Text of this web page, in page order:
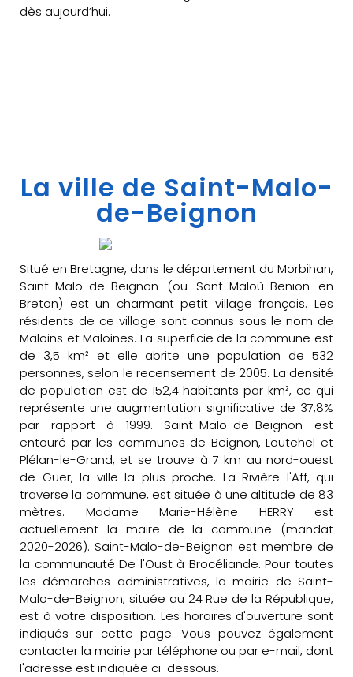
dès aujourd’hui.
La ville de Saint-Malo-
de-Beignon
Situé en Bretagne, dans le département du Morbihan,
Saint-Malo-de-Beignon (ou Sant-Maloù-Benion en
Breton) est un charmant petit village français. Les
résidents de ce village sont connus sous le nom de
Maloins et Maloines. La superficie de la commune est
de 3,5 km² et elle abrite une population de 532
personnes, selon le recensement de 2005. La densité
de population est de 152,4 habitants par km², ce qui
représente une augmentation significative de 37,8%
par rapport à 1999. Saint-Malo-de-Beignon est
entouré par les communes de Beignon, Loutehel et
Plélan-le-Grand, et se trouve à 7 km au nord-ouest
de Guer, la ville la plus proche. La Rivière l'Aff, qui
traverse la commune, est située à une altitude de 83
mètres. Madame Marie-Hélène HERRY est
actuellement la maire de la commune (mandat
2020-2026). Saint-Malo-de-Beignon est membre de
la communauté De l'Oust à Brocéliande. Pour toutes
les démarches administratives, la mairie de Saint-
Malo-de-Beignon, située au 24 Rue de la République,
est à votre disposition. Les horaires d'ouverture sont
indiqués sur cette page. Vous pouvez également
contacter la mairie par téléphone ou par e-mail, dont
l'adresse est indiquée ci-dessous.